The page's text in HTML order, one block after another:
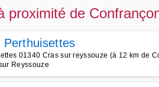
proximité de
Perthuisettes
01340 Cras sur reyssouze (à 12 km de
Reyssouze